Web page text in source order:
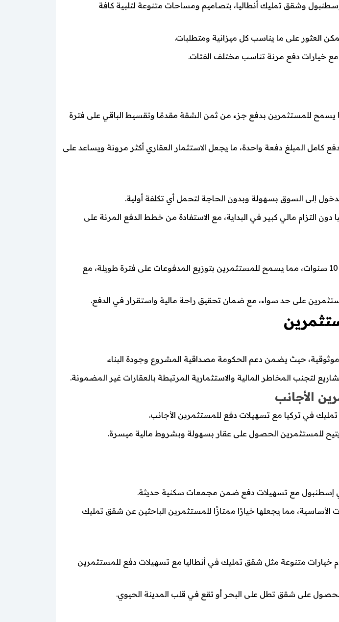
وشقق تمليك أنطاليا، بتصاميم ومساحات متنوعة لتلبية كافة
العثور على ما يناسب كل ميزانية ومتطلبات.
مع خيارات دفع مرنة تناسب مختلف الفئات.
يسمح للمستثمرين بدفع جزء من ثمن الشقة مقدمًا وتقسيط الباقي على فترة
المبلغ دفعة واحدة، ما يجعل الاستثمار العقاري أكثر مرونة ويساعد على
إلى السوق بسهولة وبدون الحاجة لتحمل أي تكلفة أولية.
التزام مالي كبير في البداية، مع الاستفادة من خطط الدفع المرنة على
توفر بعض المشاريع في تركيا شقق تمليك في تركيا مع تسهيلات دفع حتى 10 سنوات، مما يسمح للمستثمرين بتوزيع المدفوعات على فترة طويلة، مع
على حد سواء، مع ضمان تحقيق راحة مالية واستقرار في الدفع.
حيث يضمن دعم الحكومة مصداقية المشروع وجودة البناء.
لتجنب المخاطر المالية والاستثمارية المرتبطة بالعقارات غير المضمونة.
الأجانب
في تركيا مع تسهيلات دفع للمستثمرين الأجانب.
للمستثمرين الحصول على عقار بسهولة وبشروط مالية ميسرة.
في إسطنبول مع تسهيلات دفع ضمن مجمعات سكنية حديثة.
مما يجعلها خيارًا ممتازًا للمستثمرين الباحثين عن شقق تمليك
خيارات متنوعة مثل شقق تمليك في أنطاليا مع تسهيلات دفع للمستثمرين
على شقق تطل على البحر أو تقع في قلب المدينة الحيوي.